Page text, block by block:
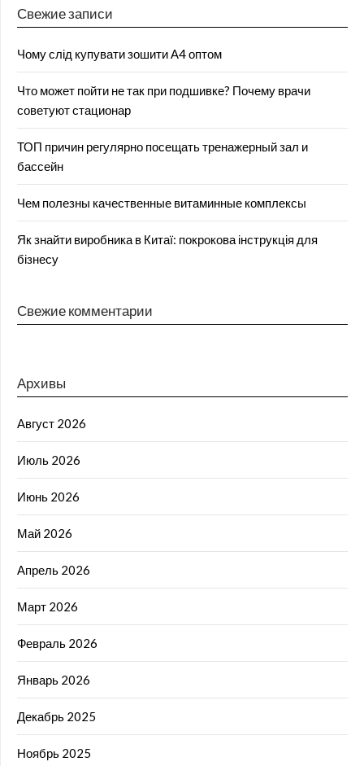
Свежие записи
Чому слід купувати зошити А4 оптом
Что может пойти не так при подшивке? Почему врачи
советуют стационар
ТОП причин регулярно посещать тренажерный зал и
бассейн
Чем полезны качественные витаминные комплексы
Як знайти виробника в Китаї: покрокова інструкція для
бізнесу
Свежие комментарии
Архивы
Август 2026
Июль 2026
Июнь 2026
Май 2026
Апрель 2026
Март 2026
Февраль 2026
Январь 2026
Декабрь 2025
Ноябрь 2025